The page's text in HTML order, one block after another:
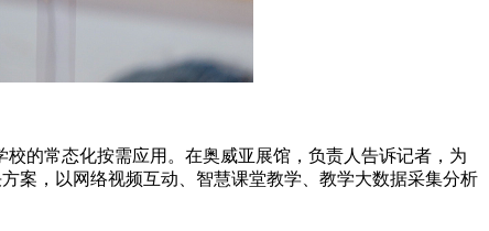
的常态化按需应用。在奥威亚展馆，负责人告诉记者，为
案，以网络视频互动、智慧课堂教学、教学大数据采集分析